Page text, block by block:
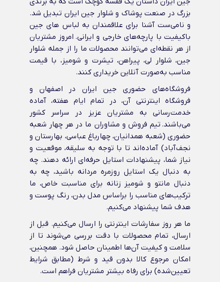
بزرگ در صنعت پوشاک و شلوار جین ایران تبدیل شد.
و نامی‌ست آشنا برای علاقمندان به لباس های جین
باکیفیت با پارچه‌های خارجی و ایرانی‌. امروز مشتریان
از هر نقطه‌ای می‌توانند محصولات ما را از جمله شلوار
جین، شلوار لی، پیراهن، تیشرت و شومیز، با قیمت
مناسب به‌صورت آنلاین خریداری کنند.
فروشگاه‌های حضوری جین ایران در اصفهان و
فروشگاه اینترنتی آن، در تمام ایام هفته، آماده
خدمت‌رسانی به مشتریان عزیز در سراسر کشور
می‌باشند. تیم فروش و مشاوران ما در هر چهار شعبه
حضوری (شعبه همدانیان، چهارباغ عباسی، بهارستان و
نجف‌آباد) آماده‌اند تا با توجه به سلیقه، موقعیت و
نیاز شما، پیشنهادات استایل حرفه‌ای ارائه دهند. چه
به دنبال یک استایل روزمره مردانه باشید، چه به
دنبال مانتو و شومیز زنانه برای مناسبت خاص، ما
ترکیب‌های مناسب را براساس مدل بدن، رنگ پوست و
هدف شما پیشنهاد می‌کنیم.
ما هر روز سفارشات اینترنتی را ارسال می‌کنیم. قبل از
ارسال، تمام محصولات با دقت بررسی می‌شوند تا از
سلامت و کیفیت آن‌ها اطمینان حاصل شود. همچنین،
امکان مرجوع کالا بدون قید و شرط (مطابق شرایط
تعیین‌شده) برای رفاه بیشتر مشتریان فراهم است.